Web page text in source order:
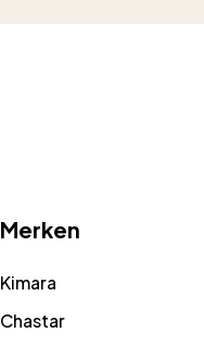
Merken
Kimara
Chastar